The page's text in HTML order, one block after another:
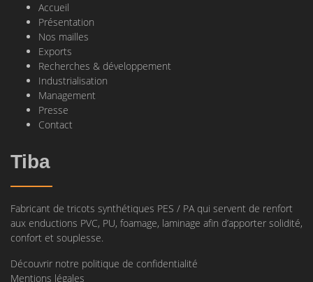
Accueil
Présentation
Nos mailles
Exports
Recherches & développement
Industrialisation
Management
Presse
Contact
Tiba
Fabricant de tricots synthétiques PES / PA qui servent de renfort
aux enductions PVC, PU, foamage, laminage afin d’apporter solidité,
confort et souplesse.
Découvrir notre politique de confidentialité
Mentions légales